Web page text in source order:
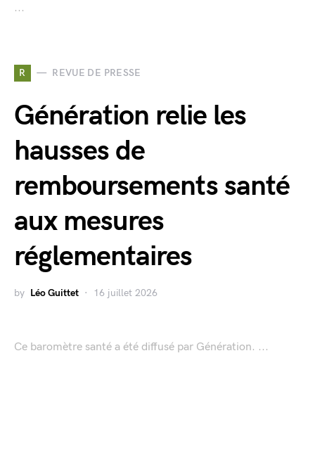
...
R REVUE DE PRESSE
Génération relie les
hausses de
remboursements santé
aux mesures
réglementaires
by Léo Guittet 16 juillet 2026
Ce baromètre santé a été diffusé par Génération. ...